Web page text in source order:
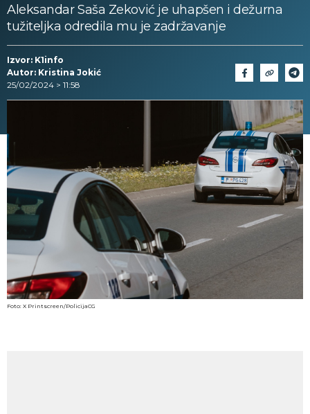
Aleksandar Saša Zeković je uhapšen i dežurna
tužiteljka odredila mu je zadržavanje
Izvor: K1info
Autor: Kristina Jokić
25/02/2024 > 11:58
Foto: X Printscreen/PolicijaCG